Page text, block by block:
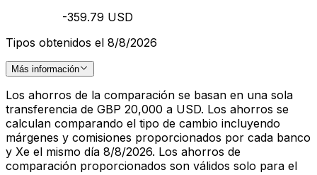
-359.79 USD
Tipos obtenidos el 8/8/2026
Más información
Los ahorros de la comparación se basan en una sola
transferencia de GBP 20,000 a USD. Los ahorros se
calculan comparando el tipo de cambio incluyendo
márgenes y comisiones proporcionados por cada banco
y Xe el mismo día 8/8/2026. Los ahorros de
comparación proporcionados son válidos solo para el